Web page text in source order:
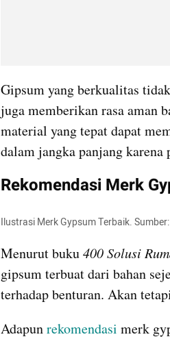
Gipsum yang berkualitas
juga memberikan rasa aman
material yang tepat dapat
dalam jangka panjang
Rekomendasi Merk
Ilustrasi Merk Gypsum Terbaik.
Menurut buku 400 Solusi
gipsum terbuat dari bahan
terhadap benturan. Akan
Adapun rekomendasi merk